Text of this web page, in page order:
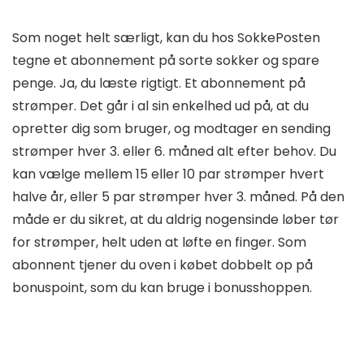
Som noget helt særligt, kan du hos SokkePosten
tegne et abonnement på sorte sokker og spare
penge. Ja, du læste rigtigt. Et abonnement på
strømper. Det går i al sin enkelhed ud på, at du
opretter dig som bruger, og modtager en sending
strømper hver 3. eller 6. måned alt efter behov. Du
kan vælge mellem 15 eller 10 par strømper hvert
halve år, eller 5 par strømper hver 3. måned. På den
måde er du sikret, at du aldrig nogensinde løber tør
for strømper, helt uden at løfte en finger. Som
abonnent tjener du oven i købet dobbelt op på
bonuspoint, som du kan bruge i bonusshoppen.